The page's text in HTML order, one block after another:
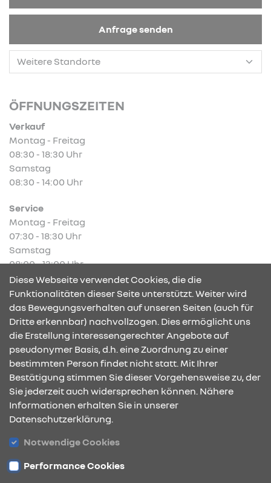
Anfrage senden
ÖFFNUNGSZEITEN
Verkauf
Montag - Freitag
08:30 - 18:30 Uhr
Samstag
08:30 - 14:00 Uhr
Service
Montag - Freitag
07:30 - 18:30 Uhr
Samstag
08:00 - 13:00 Uhr
KONTAKT & ANFAHRT
ÖFFNUNGSZEITEN
Diese Webseite verwendet Cookies, die die
Funktionalitäten dieser Seite unterstützt. Weiter wird
das Bewegungsverhalten auf unseren Seiten (auch für
Dritte erkennbar) nachvollzogen. Dies ermöglicht uns
die Erstellung interessengerechter Angebote auf
pseudonymer Basis, d.h. eine Zuordnung zu einer
bestimmten Person findet nicht statt. Mit Ihrer
Bestätigung stimmen Sie dieser Vorgehensweise zu, der
Sie jederzeit auch widersprechen können. Nähere
Informationen erhalten Sie in unserer
Datenschutzerklärung.
Notwendige Cookies
Performance Cookies